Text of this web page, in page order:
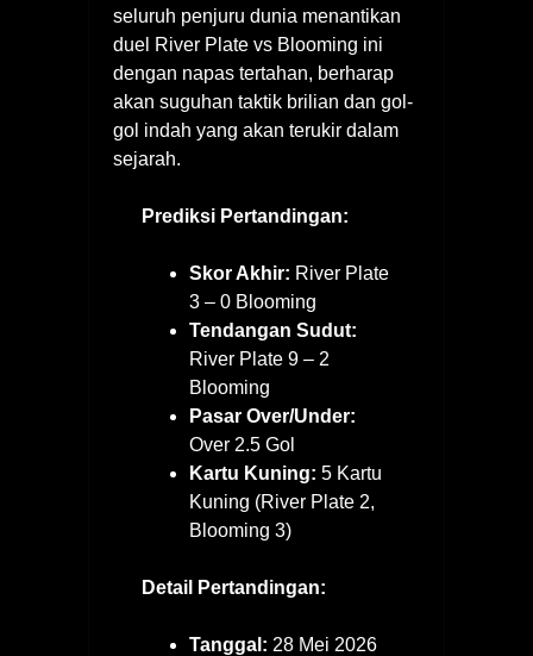
seluruh penjuru dunia menantikan
duel River Plate vs Blooming ini
dengan napas tertahan, berharap
akan suguhan taktik brilian dan gol-
gol indah yang akan terukir dalam
sejarah.
Prediksi Pertandingan:
Skor Akhir: River Plate
3 – 0 Blooming
Tendangan Sudut:
River Plate 9 – 2
Blooming
Pasar Over/Under:
Over 2.5 Gol
Kartu Kuning: 5 Kartu
Kuning (River Plate 2,
Blooming 3)
Detail Pertandingan:
Tanggal: 28 Mei 2026